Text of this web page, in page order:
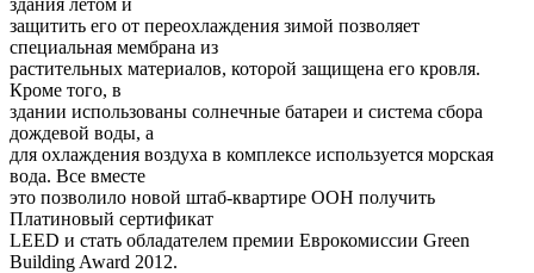
защитить его от переохлаждения зимой позволяет
специальная мембрана из
растительных материалов, которой защищена его кровля.
Кроме того, в
здании использованы солнечные батареи и система сбора
дождевой воды, а
для охлаждения воздуха в комплексе используется морская
вода. Все вместе
это позволило новой штаб-квартире ООН получить
Платиновый сертификат
LEED и стать обладателем премии Еврокомиссии Green
Building Award 2012.